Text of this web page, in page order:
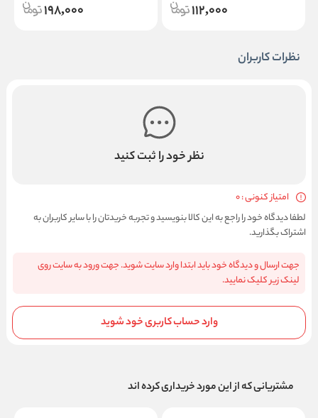
112,000
198,000
نظرات کاربران
نظر خود را ثبت کنید
امتیاز کنونی : 0
لطفا دیدگاه خود را راجع به این کالا بنویسید و تجربه خریدتان را با سایر کاربران به
اشتراک بگذارید.
جهت ارسال و دیدگاه خود باید ابتدا وارد سایت شوید. جهت ورود به سایت روی
لینک زیر کلیک نمایید.
وارد حساب کاربری خود شوید
مشتریانی که از این مورد خریداری کرده اند